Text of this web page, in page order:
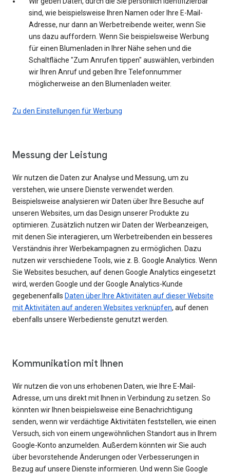
sind, wie beispielsweise Ihren Namen oder Ihre E-Mail-
Adresse, nur dann an Werbetreibende weiter, wenn Sie
uns dazu auffordern. Wenn Sie beispielsweise Werbung
für einen Blumenladen in Ihrer Nähe sehen und die
Schaltfläche "Zum Anrufen tippen" auswählen, verbinden
wir Ihren Anruf und geben Ihre Telefonnummer
möglicherweise an den Blumenladen weiter.
Zu den Einstellungen für Werbung
Messung der Leistung
Wir nutzen die Daten zur Analyse und Messung, um zu
verstehen, wie unsere Dienste verwendet werden.
Beispielsweise analysieren wir Daten über Ihre Besuche auf
unseren Websites, um das Design unserer Produkte zu
optimieren. Zusätzlich nutzen wir Daten der Werbeanzeigen,
mit denen Sie interagieren, um Werbetreibenden ein besseres
Verständnis ihrer Werbekampagnen zu ermöglichen. Dazu
nutzen wir verschiedene Tools, wie z. B. Google Analytics. Wenn
Sie Websites besuchen, auf denen Google Analytics eingesetzt
wird, werden Google und der Google Analytics-Kunde
gegebenenfalls Daten über Ihre Aktivitäten auf dieser Website
mit Aktivitäten auf anderen Websites verknüpfen, auf denen
ebenfalls unsere Werbedienste genutzt werden.
Kommunikation mit Ihnen
Wir nutzen die von uns erhobenen Daten, wie Ihre E-Mail-
Adresse, um uns direkt mit Ihnen in Verbindung zu setzen. So
könnten wir Ihnen beispielsweise eine Benachrichtigung
senden, wenn wir verdächtige Aktivitäten feststellen, wie einen
Versuch, sich von einem ungewöhnlichen Standort aus in Ihrem
Google-Konto anzumelden. Außerdem könnten wir Sie auch
über bevorstehende Änderungen oder Verbesserungen in
Bezug auf unsere Dienste informieren. Und wenn Sie Google